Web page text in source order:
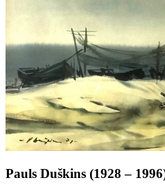
Pauls Duškins (1928 –